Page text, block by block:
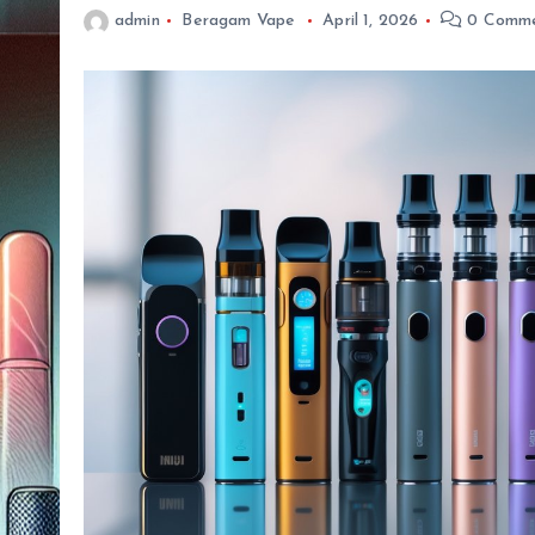
admin Beragam Vape April 1, 2026 0